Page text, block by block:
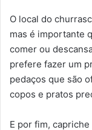
O local do
mas é importante
comer ou
prefere fazer um
pedaços que são
copos e pratos
E por fim,